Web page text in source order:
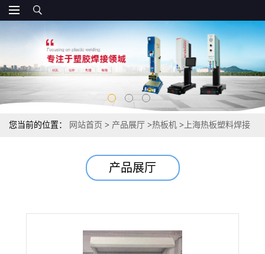
您当前的位置： 网站首页 > 产品展厅 >热板机 > 上海热板塑料焊接
产品展厅